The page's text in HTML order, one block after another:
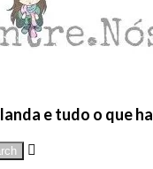
e tudo o que
